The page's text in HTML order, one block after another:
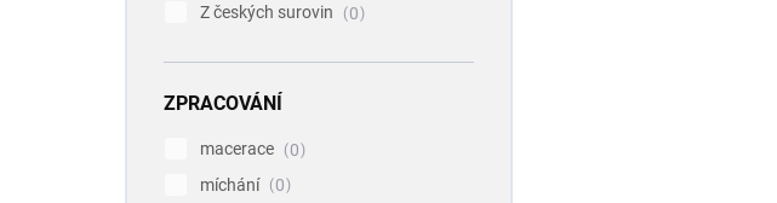
Z českých surovin
0
ZPRACOVÁNÍ
macerace
0
míchání
0